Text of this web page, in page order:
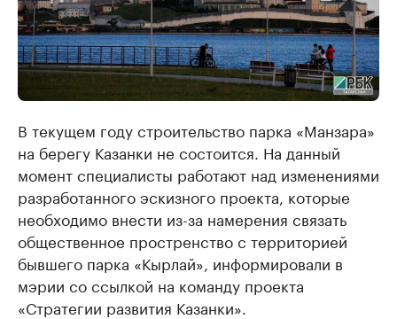
В текущем году строительство парка «Манзара»
на берегу Казанки не состоится. На данный
момент специалисты работают над изменениями
разработанного эскизного проекта, которые
необходимо внести из-за намерения связать
общественное простренство с территорией
бывшего парка «Кырлай», информировали в
мэрии со ссылкой на команду проекта
«Стратегии развития Казанки».